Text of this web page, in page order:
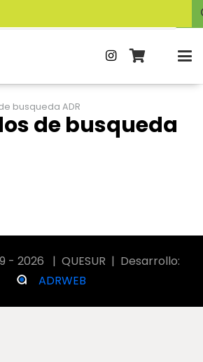
busqueda ADR
de busqueda
- 2026 | QUESUR | Desarrollo:
ADRWEB